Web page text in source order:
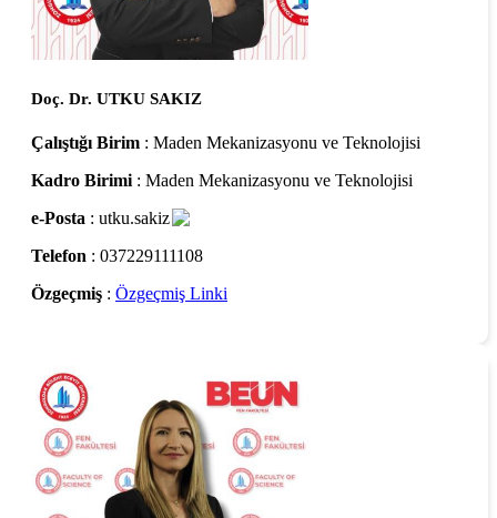
Doç. Dr. UTKU SAKIZ
Çalıştığı Birim : Maden Mekanizasyonu ve Teknolojisi
Kadro Birimi : Maden Mekanizasyonu ve Teknolojisi
e-Posta : utku.sakiz
Telefon : 037229111108
Özgeçmiş : Özgeçmiş Linki